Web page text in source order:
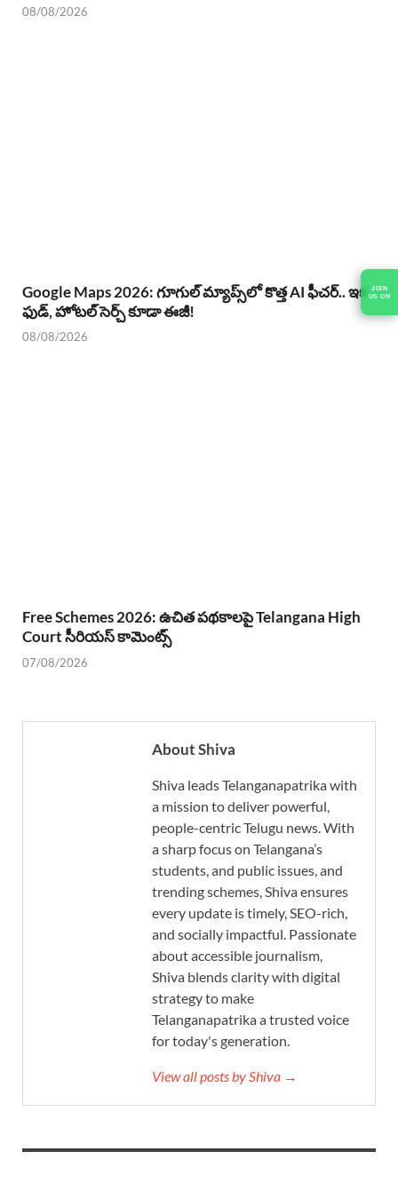
08/08/2026
Google Maps 2026: గూగుల్ మ్యాప్స్‌లో కొత్త AI ఫీచర్.. ఇక
ఫుడ్, హోటల్ సెర్చ్ కూడా ఈజీ!
08/08/2026
Free Schemes 2026: ఉచిత పథకాలపై Telangana High
Court సీరియస్ కామెంట్స్
07/08/2026
About Shiva
Shiva leads Telanganapatrika with
a mission to deliver powerful,
people-centric Telugu news. With
a sharp focus on Telangana’s
students, and public issues, and
trending schemes, Shiva ensures
every update is timely, SEO-rich,
and socially impactful. Passionate
about accessible journalism,
Shiva blends clarity with digital
strategy to make
Telanganapatrika a trusted voice
for today's generation.
View all posts by Shiva →